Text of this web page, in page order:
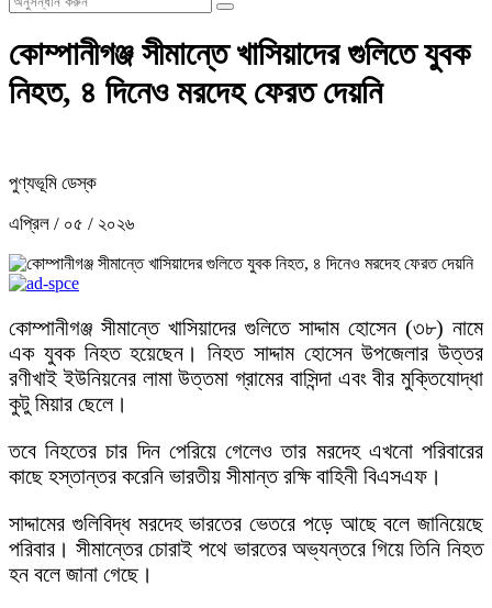
কোম্পানীগঞ্জ সীমান্তে খাসিয়াদের গুলিতে যুবক
নিহত, ৪ দিনেও মরদেহ ফেরত দেয়নি
পুণ্যভূমি ডেস্ক
এপ্রিল / ০৫ / ২০২৬
কোম্পানীগঞ্জ সীমান্তে খাসিয়াদের গুলিতে সাদ্দাম হোসেন (৩৮) নামে
এক যুবক নিহত হয়েছেন। নিহত সাদ্দাম হোসেন উপজেলার উত্তর
রণীখাই ইউনিয়নের লামা উত্তমা গ্রামের বাসিন্দা এবং বীর মুক্তিযোদ্ধা
কুটু মিয়ার ছেলে।
তবে নিহতের চার দিন পেরিয়ে গেলেও তার মরদেহ এখনো পরিবারের
কাছে হস্তান্তর করেনি ভারতীয় সীমান্ত রক্ষি বাহিনী বিএসএফ।
সাদ্দামের গুলিবিদ্ধ মরদেহ ভারতের ভেতরে পড়ে আছে বলে জানিয়েছে
পরিবার। সীমান্তের চোরাই পথে ভারতের অভ্যন্তরে গিয়ে তিনি নিহত
হন বলে জানা গেছে।